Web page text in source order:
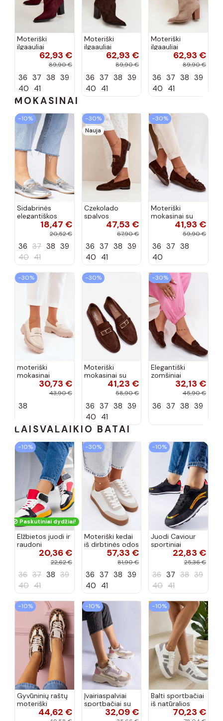
Moteriški
ilgaauliai
įsispiriami su
kulniukais iš
zomšos bordo
spalvos Carmina
62,93 €
89,90 €
36 37 38 39
40 41
Moteriški
ilgaauliai
įsispiriami su
kulniukais iš
zomšos
šokolado
62,93 €
89,90 €
36 37 38 39
40 41
Moteriški
ilgaauliai
įsispiriami su
kulniukais iš
zomšos smėlio
spalvos Carmina
62,93 €
89,90 €
36 37 38 39
40 41
MOKASINAI
−10%
Sidabrinės
elegantiškos
mokasinos su
cirkonių Banzao
18,47 €
20,52 €
36 37 38 39
40 41
−30%
Nauja
Czekolado
spalvos
moteriški
mokasinai su
auksinėmis
detalėmis Brenis
47,53 €
67,90 €
36 37 38 39
40 41
−30%
Moteriški
mokasinai su
koralinės-
spalvos, Teressa
41,93 €
59,90 €
36 37 38
40
−30%
moteriški
mokasinai
dirbtinės odos
su tviskančiomis
spalvos INilamla
30,73 €
43,90 €
38
−30%
Moteriški
mokasinai su
sagtimis41,23 €
58,90 €
36 37 38 39
40 41
−30%
Elegantiški
zomšiniai
mokasinai32,13 €
45,90 €
36 37 38 39
LAISVALAIKIO BATAI
−10%
Paskutiniai dydžiai!
Elžbietos juodi ir
raudoni
aukštakulniai
sportbačiai
20,36 €
22,62 €
36 37 38 39
40 41
−30%
Moteriški kedai
iš dirbtinės odos
Big Star
TT274310 baltos
57,33 €
81,90 €
36 37 38 39
40 41
−10%
Juodi Caviour
sportiniai
sportbačiai22,83 €
25,36 €
36 37 38 39
40 41
−10%
Gyvūninių raštų
moteriški
sportbačiai ant
44,62 €
−10%
Įvairiaspalviai
sportbačiai su
blizgučiais32,09 €
−10%
Balti sportbačiai
iš natūralios
odos Cambell
70,23 €